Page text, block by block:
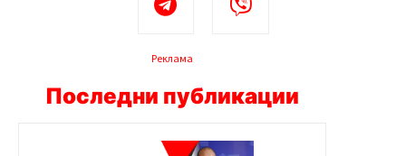
Реклама
Последни публикации